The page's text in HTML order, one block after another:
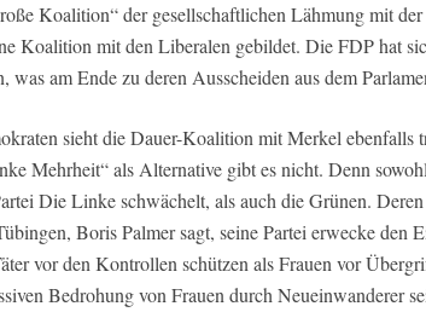
Koalition“ der gesellschaftlichen Lähmung mit
Koalition mit den Liberalen gebildet. Die FDP hat
was am Ende zu deren Ausscheiden aus dem
sieht die Dauer-Koalition mit Merkel ebenfalls
Mehrheit“ als Alternative gibt es nicht. Denn
Die Linke schwächelt, als auch die Grünen.
Boris Palmer sagt, seine Partei erwecke den
vor den Kontrollen schützen als Frauen vor
Bedrohung von Frauen durch Neueinwanderer